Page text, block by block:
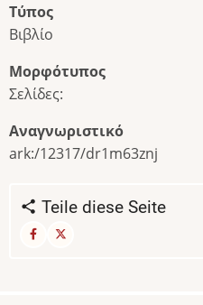
Τύπος
Βιβλίο
Μορφότυπος
Σελίδες:
Αναγνωριστικό
ark:/12317/dr1m63znj
Teile diese Seite